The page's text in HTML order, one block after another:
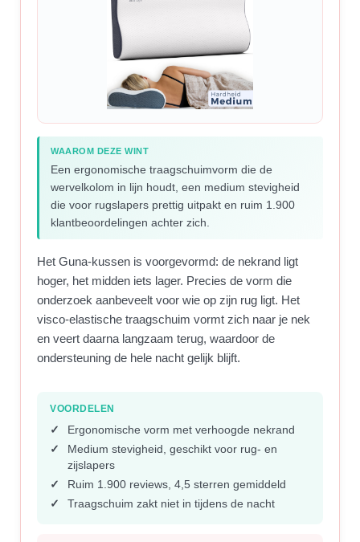
WAAROM DEZE WINT
Een ergonomische traagschuimvorm die de
wervelkolom in lijn houdt, een medium stevigheid
die voor rugslapers prettig uitpakt en ruim 1.900
klantbeoordelingen achter zich.
Het Guna-kussen is voorgevormd: de nekrand ligt
hoger, het midden iets lager. Precies de vorm die
onderzoek aanbeveelt voor wie op zijn rug ligt. Het
visco-elastische traagschuim vormt zich naar je nek
en veert daarna langzaam terug, waardoor de
ondersteuning de hele nacht gelijk blijft.
VOORDELEN
Ergonomische vorm met verhoogde nekrand
Medium stevigheid, geschikt voor rug- en
zijslapers
Ruim 1.900 reviews, 4,5 sterren gemiddeld
Traagschuim zakt niet in tijdens de nacht